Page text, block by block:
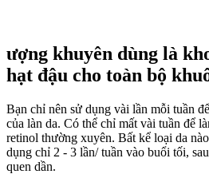
ượng khuyên dùng là
hạt đậu cho toàn bộ
Bạn chỉ nên sử dụng vài lần mỗi tuần
của làn da. Có thể chỉ mất vài tuần để
retinol thường xuyên. Bất kể loại da
dụng chỉ 2 - 3 lần/ tuần vào buổi tối,
quen dần.